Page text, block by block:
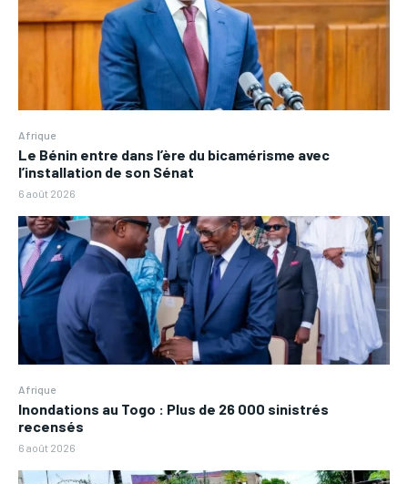
Afrique
Le Bénin entre dans l’ère du bicamérisme avec
l’installation de son Sénat
6 août 2026
Afrique
Inondations au Togo : Plus de 26 000 sinistrés
recensés
6 août 2026